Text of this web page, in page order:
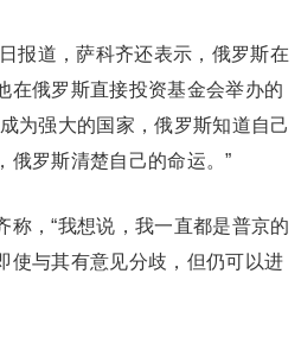
报道，萨科齐还表示，俄罗斯在
在俄罗斯直接投资基金会举办的
为强大的国家，俄罗斯知道自己
俄罗斯清楚自己的命运。”
称，“我想说，我一直都是普京的
使与其有意见分歧，但仍可以进